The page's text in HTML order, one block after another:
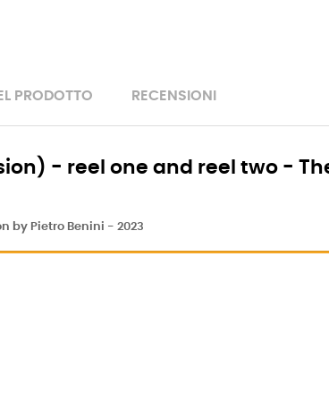
PRODOTTO RECENSIONI
- reel one and reel two -
by Pietro Benini - 2023